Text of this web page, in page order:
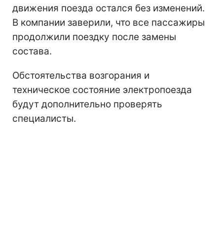
движения поезда остался без изменений.
В компании заверили, что все пассажиры
продолжили поездку после замены
состава.
Обстоятельства возгорания и
техническое состояние электропоезда
будут дополнительно проверять
специалисты.